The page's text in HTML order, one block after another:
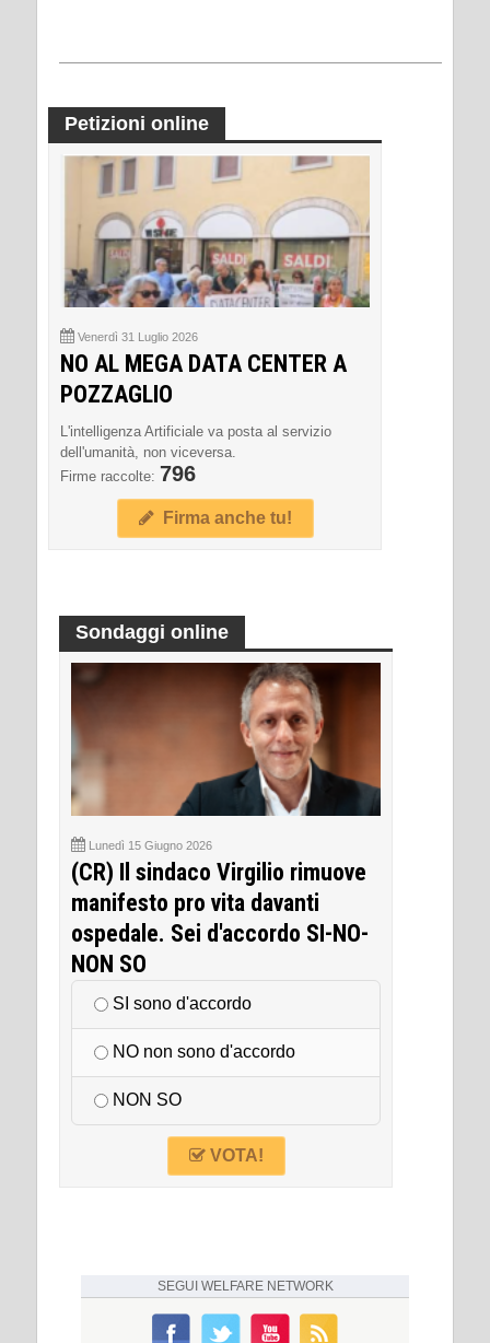
Petizioni online
Venerdì 31 Luglio 2026
NO AL MEGA DATA CENTER A
POZZAGLIO
L'intelligenza Artificiale va posta al servizio
dell'umanità, non viceversa.
Firme raccolte: 796
Firma anche tu!
Sondaggi online
Lunedì 15 Giugno 2026
(CR) Il sindaco Virgilio rimuove
manifesto pro vita davanti
ospedale. Sei d'accordo SI-NO-
NON SO
SI sono d'accordo
NO non sono d'accordo
NON SO
VOTA!
SEGUI WELFARE NETWORK